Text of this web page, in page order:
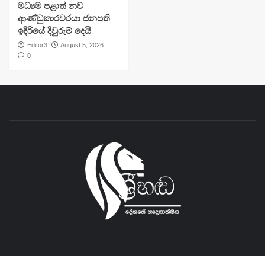
මධ්‍යම පළාත් නව
ආණ්ඩුකාරවරයා ජනපති
ඉදිරියේ දිවුරුම් දෙයි
Editor3
August 5, 2026
0